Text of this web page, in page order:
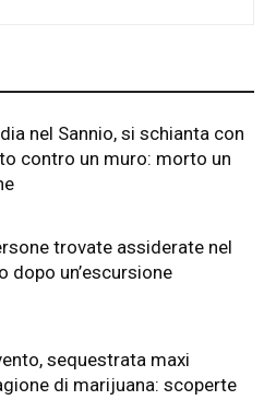
nel Sannio, si schianta con
contro un muro: morto un
trovate assiderate nel
dopo un’escursione
sequestrata maxi
di marijuana: scoperte